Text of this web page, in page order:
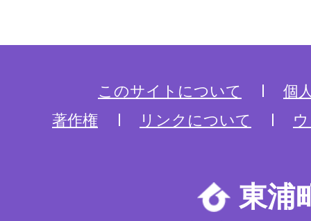
このサイトについて
個
著作権
リンクについて
東浦